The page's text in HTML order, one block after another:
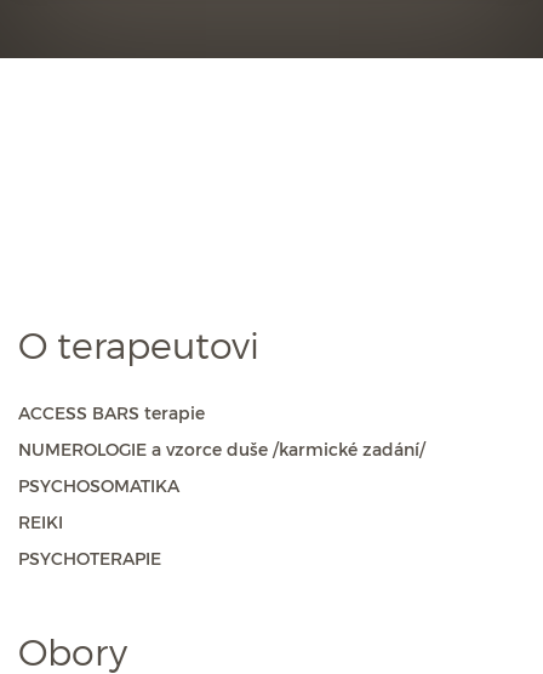
O terapeutovi
ACCESS BARS terapie
NUMEROLOGIE a vzorce duše /karmické zadání/
PSYCHOSOMATIKA
REIKI
PSYCHOTERAPIE
Obory